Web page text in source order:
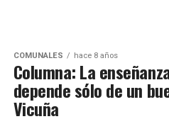
COMUNALES hace 8 años
Columna: La
depende sólo de un
Vicuña